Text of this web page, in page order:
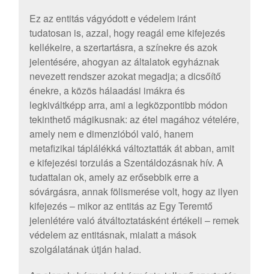
Ez az entitás vágyódott e védelem iránt
tudatosan is, azzal, hogy reagál eme kifejezés
kellékeire, a szertartásra, a színekre és azok
jelentésére, ahogyan az általatok egyháznak
nevezett rendszer azokat megadja; a dicsőítő
énekre, a közös hálaadási imákra és
legkiváltképp arra, ami a legközpontibb módon
tekinthető mágikusnak: az étel magához vételére,
amely nem e dimenzióból való, hanem
metafizikai táplálékká változtatták át abban, amit
e kifejezési torzulás a Szentáldozásnak hív. A
tudattalan ok, amely az erősebbik erre a
sóvárgásra, annak fölismerése volt, hogy az ilyen
kifejezés – mikor az entitás az Egy Teremtő
jelenlétére való átváltoztatásként értékeli – remek
védelem az entitásnak, mialatt a mások
szolgálatának útján halad.